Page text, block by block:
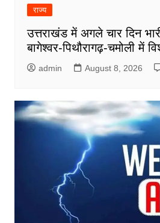
राज्य
उत्तराखंड में अगले चार दिन
बागेश्वर-पिथौरागढ़-चमोली में
admin August 8, 2026